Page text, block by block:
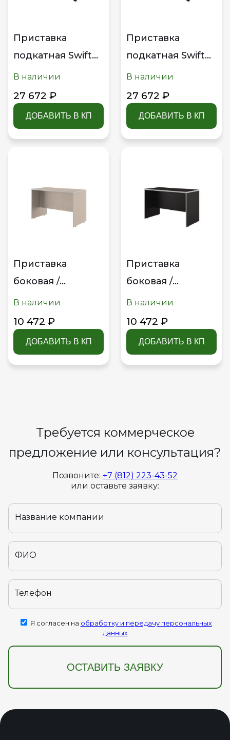
Приставка
подкатная Swift
ZOM27520002
В наличии
27 672 ₽
ДОБАВИТЬ В КП
Приставка
подкатная Swift
ZOM27520001
В наличии
27 672 ₽
ДОБАВИТЬ В КП
Приставка
боковая /
брифинг Swift
SWF27420002
В наличии
10 472 ₽
ДОБАВИТЬ В КП
Приставка
боковая /
брифинг Swift
SWF27420001
В наличии
10 472 ₽
ДОБАВИТЬ В КП
Требуется коммерческое
предложение или консультация?
Позвоните: +7 (812) 223-43-52
или оставьте заявку:
Название компании
ФИО
Телефон
Я согласен на обработку и передачу персональных
данных
ОСТАВИТЬ ЗАЯВКУ